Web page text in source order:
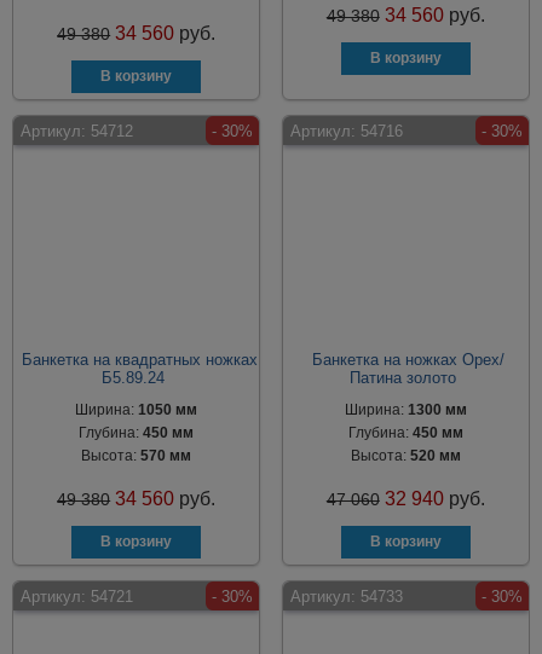
49 380 34 560 руб.
49 380 34 560 руб.
Артикул: 54712 - 30%
Банкетка на квадратных ножках
Б5.89.24
Ширина:1050 мм
Глубина:450 мм
Высота:570 мм
49 380 34 560 руб.
Артикул: 54716 - 30%
Банкетка на ножках Орех/
Патина золото
Ширина: 1300 мм
Глубина: 450 мм
Высота: 520 мм
47 060 32 940 руб.
Артикул: 54721 - 30% Артикул: 54733 - 30%